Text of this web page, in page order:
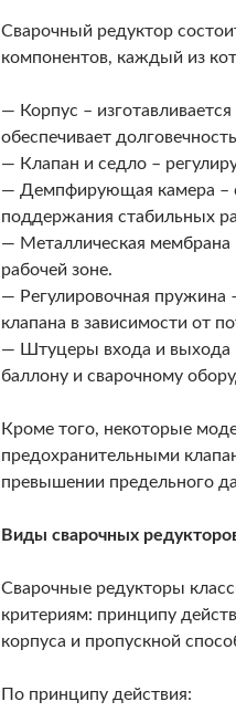
Сварочный редуктор
компонентов, каждый из
— Корпус –
обеспечивает
— Клапан и седло –
— Демпфирующая камера –
поддержания стабильных
— Металлическая мембрана
рабочей зоне.
— Регулировочная пружина
клапана в зависимости от
— Штуцеры входа и выхода
баллону и сварочному
Кроме того, некоторые
предохранительными
превышении предельного
Виды сварочных
Сварочные редукторы
критериям: принципу
корпуса и пропускной
По принципу действия: